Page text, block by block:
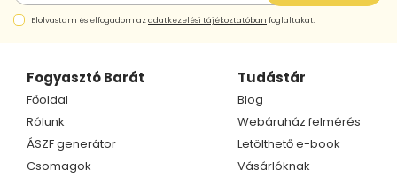
Fogyasztó Barát
Főoldal
Rólunk
ÁSZF generátor
Csomagok
Tudástár
Blog
Webáruház felmérés
Letölthető e-book
Vásárlóknak
Elolvastam és elfogadom azadatkezelési tájékoztatóban foglaltakat.